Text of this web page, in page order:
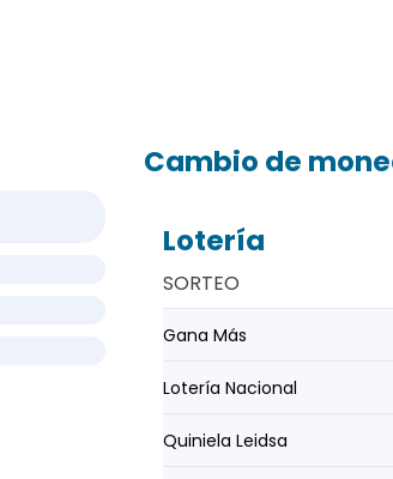
Cambio de
Lotería
SORTEO
Gana Más
Lotería Nacional
Quiniela Leidsa